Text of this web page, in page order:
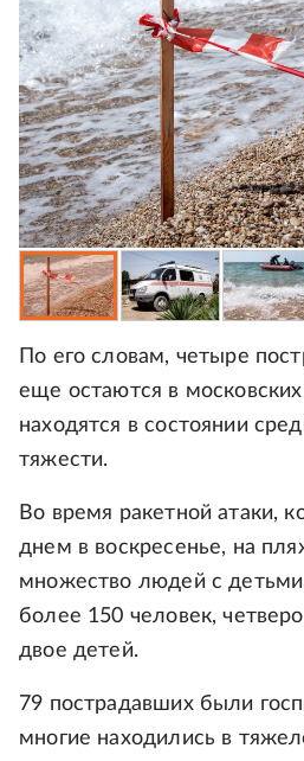
По его словам, четыре
еще остаются в
находятся в состоянии
тяжести.
Во время ракетной атаки,
днем в воскресенье, на
множество людей с
более 150 человек,
двое детей.
79 пострадавших были
многие находились в